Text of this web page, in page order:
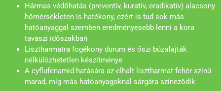
Hármas védőhatás (preventív, kuratív, eradikatív) alacsony
hőmérsékleten is hatékony, ezért is tud sok más
hatóanyaggal szemben eredményesebb lenni a kora
tavaszi időszakban
Lisztharmatra fogékony durum és őszi búzafajták
nélkülözhetetlen készítménye
A cyflufenamid hatására az elhalt lisztharmat fehér színű
marad, míg más hatóanyagoknál sárgára színeződik